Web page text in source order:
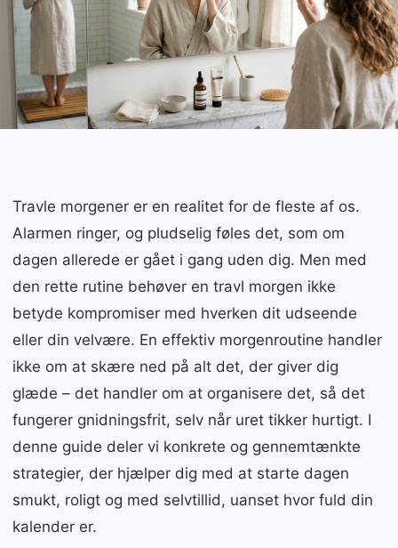
Travle morgener er en realitet for de fleste af os.
Alarmen ringer, og pludselig føles det, som om
dagen allerede er gået i gang uden dig. Men med
den rette rutine behøver en travl morgen ikke
betyde kompromiser med hverken dit udseende
eller din velvære. En effektiv morgenroutine handler
ikke om at skære ned på alt det, der giver dig
glæde – det handler om at organisere det, så det
fungerer gnidningsfrit, selv når uret tikker hurtigt. I
denne guide deler vi konkrete og gennemtænkte
strategier, der hjælper dig med at starte dagen
smukt, roligt og med selvtillid, uanset hvor fuld din
kalender er.